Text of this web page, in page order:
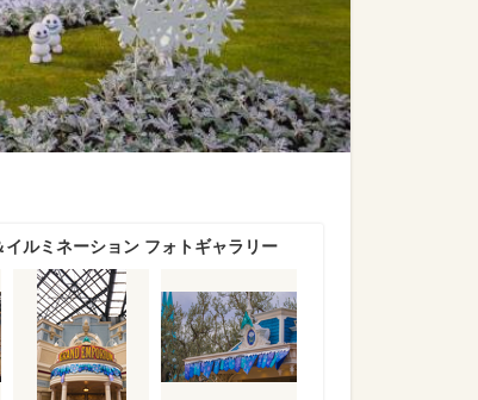
ルミネーション フォトギャラリー